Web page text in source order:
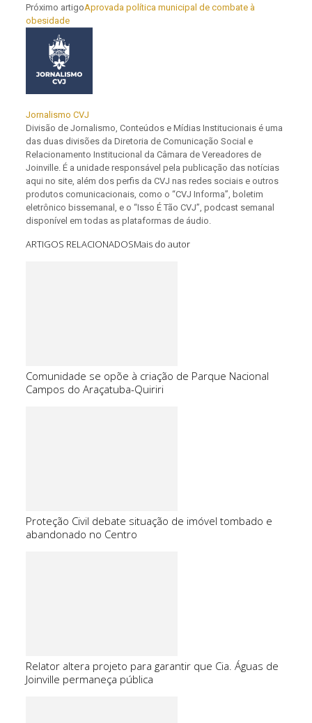
Próximo artigoAprovada política municipal de combate à
obesidade
Jornalismo CVJ
Divisão de Jornalismo, Conteúdos e Mídias Institucionais é uma
das duas divisões da Diretoria de Comunicação Social e
Relacionamento Institucional da Câmara de Vereadores de
Joinville. É a unidade responsável pela publicação das notícias
aqui no site, além dos perfis da CVJ nas redes sociais e outros
produtos comunicacionais, como o “CVJ Informa”, boletim
eletrônico bissemanal, e o “Isso É Tão CVJ”, podcast semanal
disponível em todas as plataformas de áudio.
ARTIGOS RELACIONADOSMais do autor
Comunidade se opõe à criação de Parque Nacional
Campos do Araçatuba-Quiriri
Proteção Civil debate situação de imóvel tombado e
abandonado no Centro
Relator altera projeto para garantir que Cia. Águas de
Joinville permaneça pública